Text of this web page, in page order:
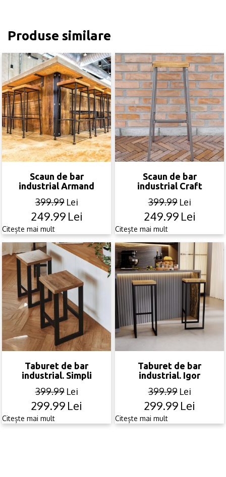
Produse similare
Scaun de bar
industrial Armand
399.99 Lei
Original
was:
399.99lei.
249.99 Lei
Current
is:
249.99lei.
Citește mai mult
Scaun de bar
industrial Craft
399.99 Lei
Original
was:
399.99lei.
249.99 Lei
Current
is:
249.99lei.
Citește mai mult
Taburet de bar
industrial. Simpli
399.99 Lei
Original
299.99 Lei
Current
Citește mai mult
Taburet de bar
industrial. Igor
399.99 Lei
Original
299.99 Lei
Current
Citește mai mult